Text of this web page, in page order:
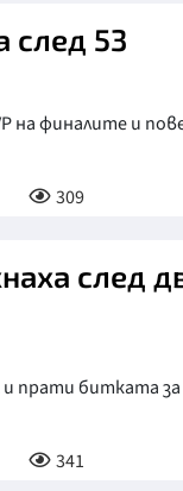
след 53
на финалите и
309
след
и прати битката за
341